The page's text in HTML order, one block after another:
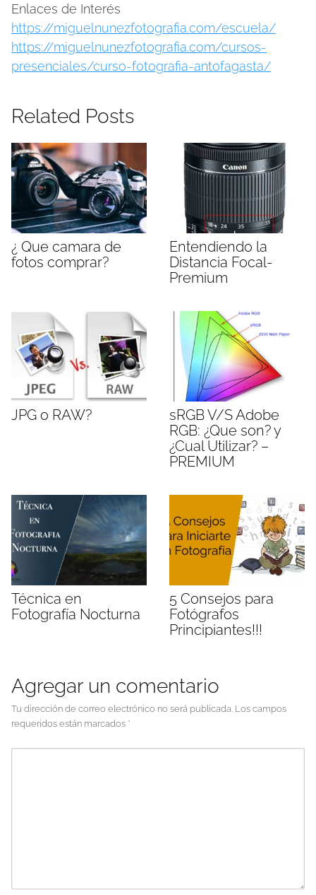
Enlaces de Interés
https://miguelnunezfotografia.com/escuela/
https://miguelnunezfotografia.com/cursos-
presenciales/curso-fotografia-antofagasta/
Related Posts
¿ Que camara de
fotos comprar?
Entendiendo la
Distancia Focal-
Premium
JPG o RAW?
sRGB V/S Adobe
RGB: ¿Que son? y
¿Cual Utilizar? –
PREMIUM
Técnica en
Fotografía Nocturna
5 Consejos para
Fotógrafos
Principiantes!!!
Agregar un comentario
Tu dirección de correo electrónico no será publicada. Los campos
requeridos están marcados *